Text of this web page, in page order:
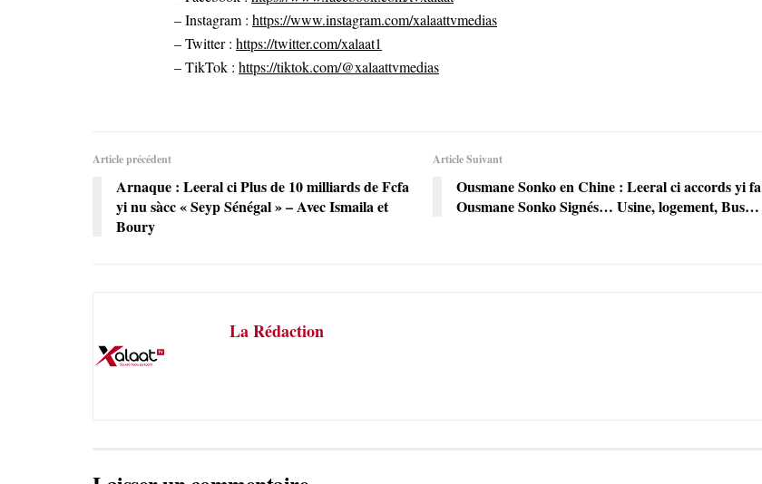
– Instagram : https://www.instagram.com/xalaattvmedias
– Twitter : https://twitter.com/xalaat1
– TikTok : https://tiktok.com/@xalaattvmedias
Article précédent
Arnaque : Leeral ci Plus de 10 milliards de Fcfa
yi nu sàcc « Seyp Sénégal » – Avec Ismaila et
Boury
Article Suivant
Ousmane Sonko en Chine : Leeral ci accords yi fa
Ousmane Sonko Signés… Usine, logement, Bus…
La Rédaction